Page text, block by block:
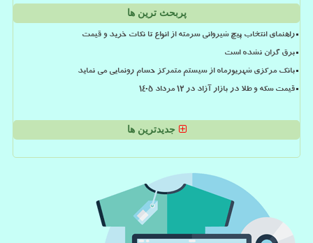
پربحث ترین ها
راهنمای انتخاب پیچ شیروانی سرمته از انواع تا نکات خرید و قیمت
برق گران نشده است
بانک مرکزی شهریورماه از سیستم متمرکز حسام رونمایی می نماید
قیمت سکه و طلا در بازار آزاد در ۱۲ مرداد ۱۴۰۵
جدیدترین ها